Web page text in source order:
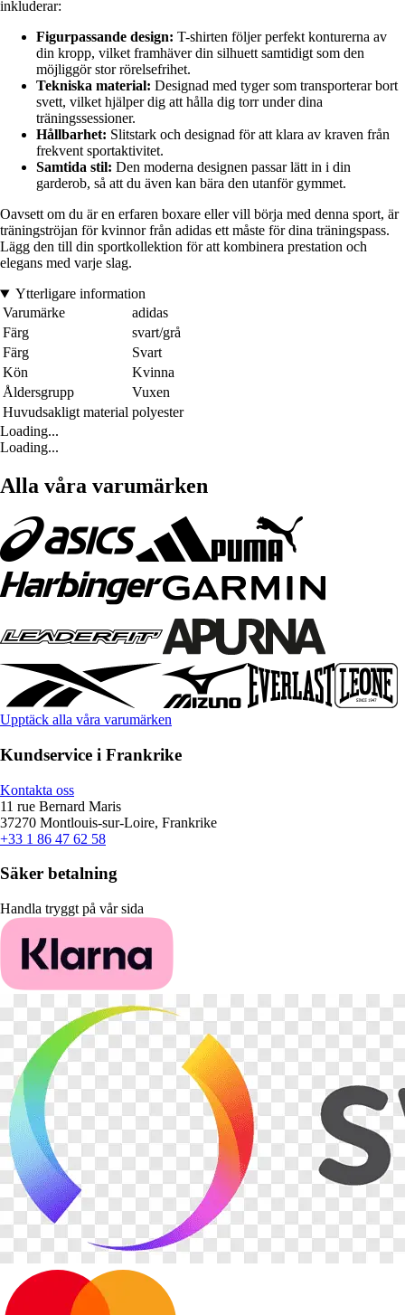
inkluderar:
Figurpassande design: T-shirten följer perfekt konturerna av
din kropp, vilket framhäver din silhuett samtidigt som den
möjliggör stor rörelsefrihet.
Tekniska material: Designad med tyger som transporterar bort
svett, vilket hjälper dig att hålla dig torr under dina
träningssessioner.
Hållbarhet: Slitstark och designad för att klara av kraven från
frekvent sportaktivitet.
Samtida stil: Den moderna designen passar lätt in i din
garderob, så att du även kan bära den utanför gymmet.
Oavsett om du är en erfaren boxare eller vill börja med denna sport, är
träningströjan för kvinnor från adidas ett måste för dina träningspass.
Lägg den till din sportkollektion för att kombinera prestation och
elegans med varje slag.
Ytterligare information
Varumärke
adidas
Färg
svart/grå
Färg
Svart
Kön
Kvinna
Åldersgrupp
Vuxen
Huvudsakligt material polyester
Loading...
Loading...
Alla våra varumärken
Upptäck alla våra varumärken
Kundservice i Frankrike
Kontakta oss
11 rue Bernard Maris
37270 Montlouis-sur-Loire, Frankrike
+33 1 86 47 62 58
Säker betalning
Handla tryggt på vår sida